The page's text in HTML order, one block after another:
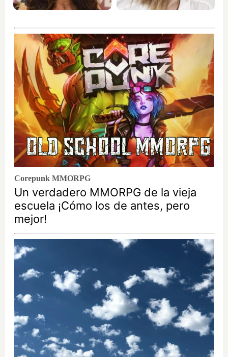
Corepunk MMORPG
Un verdadero MMORPG de la vieja
escuela ¡Cómo los de antes, pero
mejor!